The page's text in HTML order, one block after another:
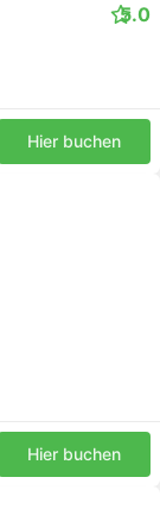
5.0
Hier buchen
Hier buchen